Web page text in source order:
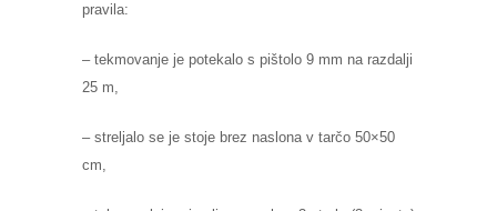
pravila:
– tekmovanje je potekalo s pištolo 9 mm na razdalji
25 m,
– streljalo se je stoje brez naslona v tarčo 50×50
cm,